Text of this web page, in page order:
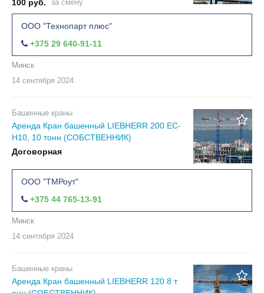
100 руб.
за смену
ООО "Технопарт плюс"
+375 29 640-91-11
Минск
14 сентября 2024
Башенные краны
Аренда Кран башенный LIEBHERR 200 ЕС-
Н10, 10 тонн (СОБСТВЕННИК)
Договорная
ООО "ТМРоут"
+375 44 765-13-91
Минск
14 сентября 2024
Башенные краны
Аренда Кран башенный LIEBHERR 120 8 т